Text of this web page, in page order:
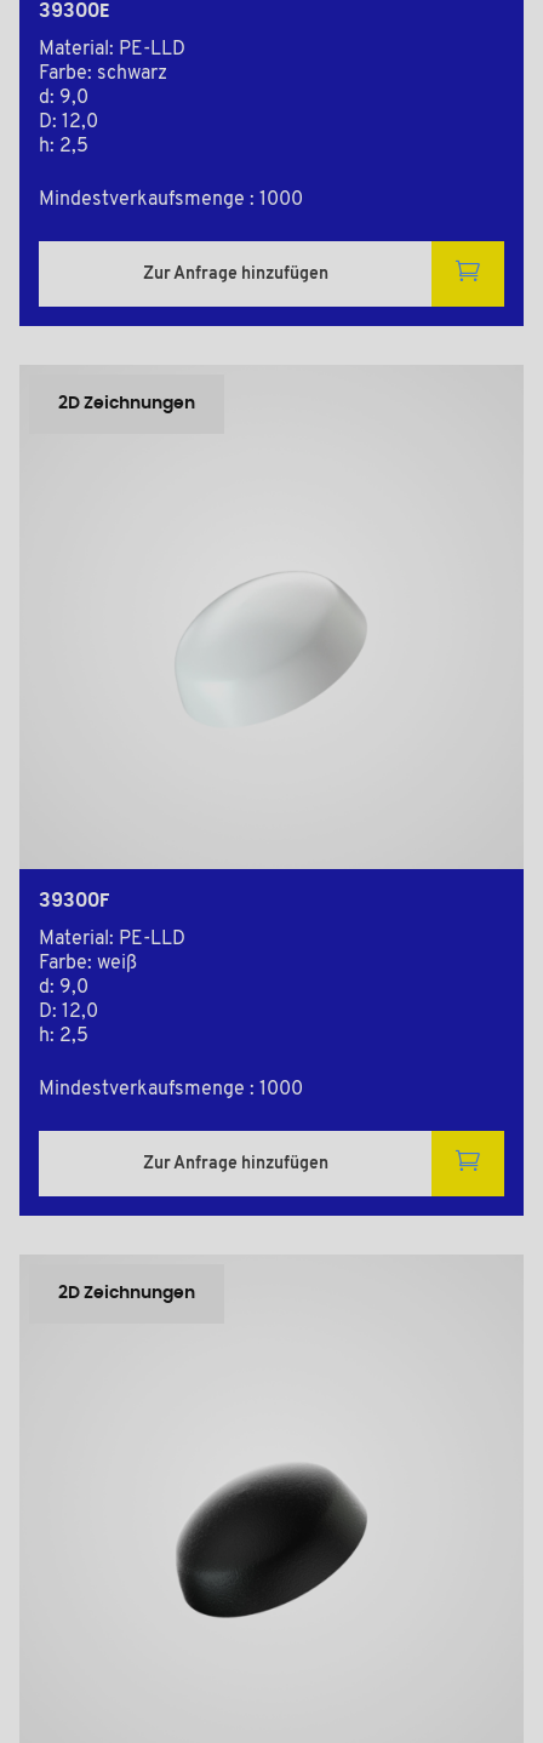
39300E
Material: PE-LLD
Farbe: schwarz
d: 9,0
D: 12,0
h: 2,5
Mindestverkaufsmenge : 1000
Zur Anfrage hinzufügen
2D Zeichnungen
39300F
Material: PE-LLD
Farbe: weiß
d: 9,0
D: 12,0
h: 2,5
Mindestverkaufsmenge : 1000
Zur Anfrage hinzufügen
2D Zeichnungen